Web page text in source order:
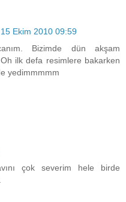
15 Ekim 2010 09:59
Bizimde dün akşam
ilk defa resimlere bakarken
yedimmmmm
çok severim hele birde